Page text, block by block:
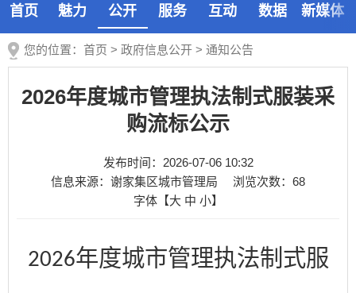
首页 魅力 公开 服务 互动 数据 新媒体
您的位置： 首页 > 政府信息公开 > 通知公告
2026年度城市管理执法制式服装采
购流标公示
发布时间：2026-07-06 10:32
信息来源：谢家集区城市管理局
浏览次数： 68
字体【大 中 小】
2026年度城市管理执法制式服